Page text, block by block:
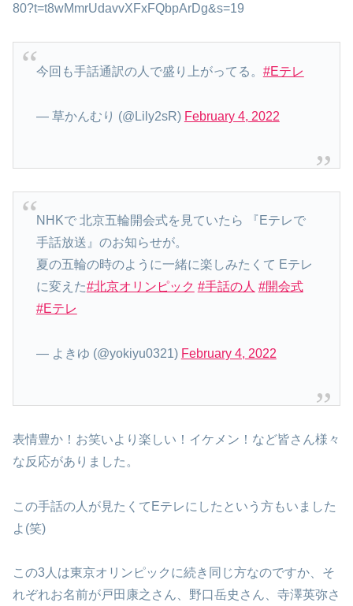
80?t=t8wMmrUdavvXFxFQbpArDg&s=19
今回も手話通訳の人で盛り上がってる。 #Eテレ
— 草かんむり (@Lily2sR) February 4, 2022
NHKで 北京五輪開会式を見ていたら 『Eテレで
手話放送』のお知らせが。
夏の五輪の時のように一緒に楽しみたくて Eテレ
に変えた#北京オリンピック #手話の人 #開会式
#Eテレ
— よきゆ (@yokiyu0321) February 4, 2022
表情豊か！お笑いより楽しい！イケメン！など皆さん様々
な反応がありました。
この手話の人が見たくてEテレにしたという方もいました
よ(笑)
この3人は東京オリンピックに続き同じ方なのですか、そ
れぞれお名前が戸田康之さん、野口岳史さん、寺澤英弥さ